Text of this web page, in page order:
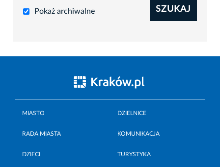
Pokaż archiwalne SZUKAJ
MIASTO DZIELNICE
RADA MIASTA KOMUNIKACJA
DZIECI TURYSTYKA